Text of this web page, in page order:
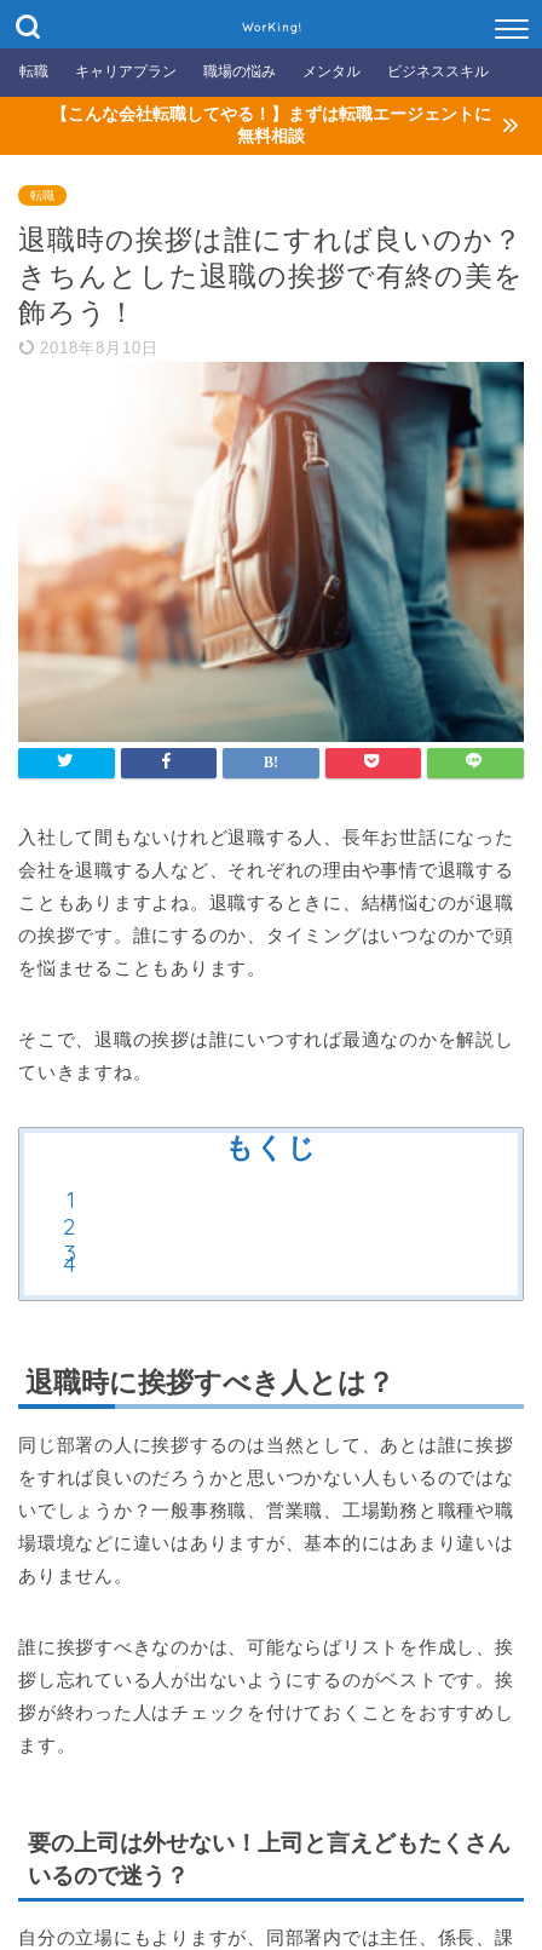
WorKing!
転職 キャリアプラン 職場の悩み メンタル ビジネススキル
【こんな会社転職してやる！】まずは転職エージェントに
無料相談
転職
退職時の挨拶は誰にすれば良いのか？
きちんとした退職の挨拶で有終の美を
飾ろう！
2018年8月10日
入社して間もないけれど退職する人、長年お世話になった
会社を退職する人など、それぞれの理由や事情で退職する
こともありますよね。退職するときに、結構悩むのが退職
の挨拶です。誰にするのか、タイミングはいつなのかで頭
を悩ませることもあります。
そこで、退職の挨拶は誰にいつすれば最適なのかを解説し
ていきますね。
もくじ
退職時に挨拶すべき人とは？
同じ部署の人に挨拶するのは当然として、あとは誰に挨拶
をすれば良いのだろうかと思いつかない人もいるのではな
いでしょうか？一般事務職、営業職、工場勤務と職種や職
場環境などに違いはありますが、基本的にはあまり違いは
ありません。
誰に挨拶すべきなのかは、可能ならばリストを作成し、挨
拶し忘れている人が出ないようにするのがベストです。挨
拶が終わった人はチェックを付けておくことをおすすめし
ます。
要の上司は外せない！上司と言えどもたくさん
いるので迷う？
自分の立場にもよりますが、同部署内では主任、係長、課